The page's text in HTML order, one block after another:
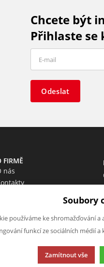
Chcete být
Přihlaste
Odeslat
FIRMĚ
nás
Soubory
používáme ke shromažďování
funkcí ze sociálních médií
Zamítnout vše